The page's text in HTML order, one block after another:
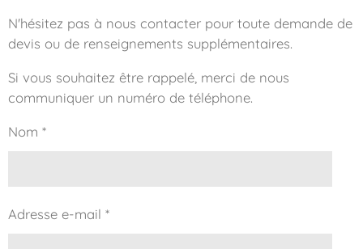
N'hésitez pas à nous contacter pour toute demande de
devis ou de renseignements supplémentaires.
Si vous souhaitez être rappelé, merci de nous
communiquer un numéro de téléphone.
Nom *
Adresse e-mail *